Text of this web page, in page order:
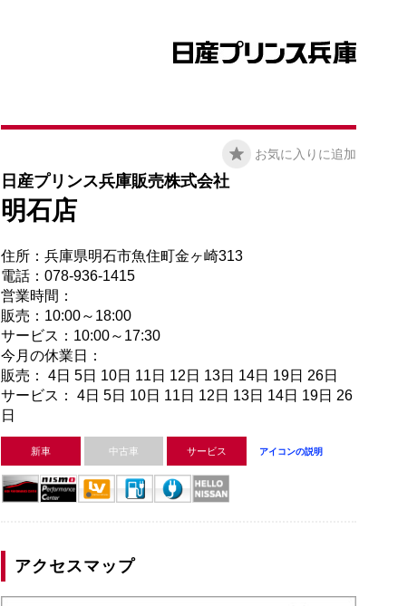
お気に入りに追加
日産プリンス兵庫販売株式会社
明石店
住所：兵庫県明石市魚住町金ヶ崎313
電話：078-936-1415
営業時間：
販売：10:00～18:00
サービス：10:00～17:30
今月の休業日：
販売： 4日 5日 10日 11日 12日 13日 14日 19日 26日
サービス： 4日 5日 10日 11日 12日 13日 14日 19日 26
日
新車 中古車 サービス アイコンの説明
アクセスマップ